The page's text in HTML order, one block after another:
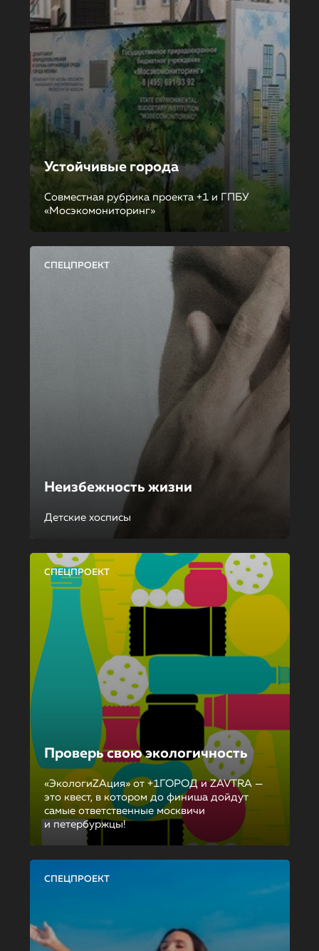
Устойчивые города
Совместная рубрика проекта +1 и ГПБУ
«Мосэкомониторинг»
СПЕЦПРОЕКТ
Неизбежность жизни
Детские хосписы
СПЕЦПРОЕКТ
Проверь свою экологичность
«ЭкологиZAция» от +1ГОРОД и ZAVTRA —
это квест, в котором до финиша дойдут
самые ответственные москвичи
и петербуржцы!
СПЕЦПРОЕКТ